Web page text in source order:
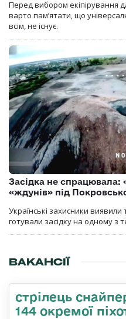
Перед вибором екіпірування
варто пам’ятати, що
всім, не існує.
Засідка не
«ждунів» під
Українські захисники
готували засідку на одному з
ВАКАНСІЇ
стрілець
144 окремої